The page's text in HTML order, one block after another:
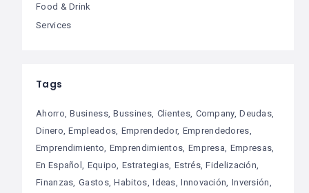
Food & Drink
Services
Tags
Ahorro Business Bussines Clientes Company Deudas
Dinero Empleados Emprendedor Emprendedores
Emprendimiento Emprendimientos Empresa Empresas
En Español Equipo Estrategias Estrés Fidelización
Finanzas Gastos Habitos Ideas Innovación Inversión